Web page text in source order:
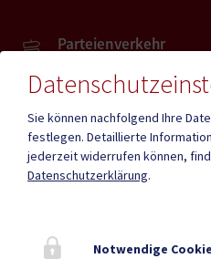
Parteienverkehr
Amtsstunden
Heute , Geschlossen
Sie können nachfolgend Ihre
festlegen. Detaillierte
jederzeit widerrufen können,
Datenschutzerklärung.
Notwendige